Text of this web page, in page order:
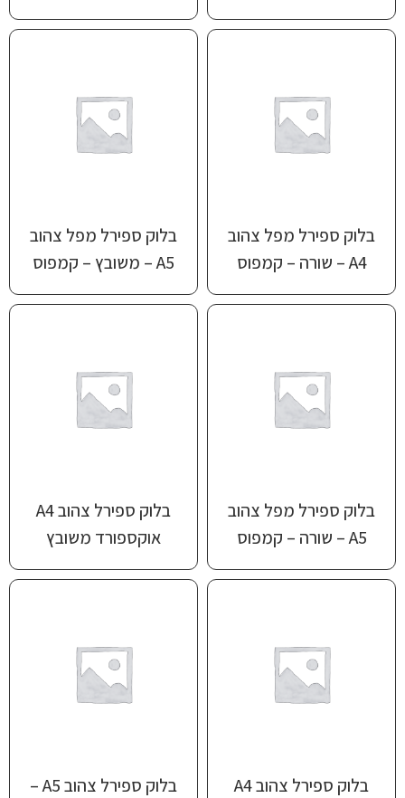
בלוק ספירל מפל צהוב
A4 – שורה – קמפוס
בלוק ספירל מפל צהוב
A5 – משובץ – קמפוס
בלוק ספירל מפל צהוב
A5 – שורה – קמפוס
בלוק ספירל צהוב A4
אוקספורד משובץ
בלוק ספירל צהוב A4
בלוק ספירל צהוב A5 –